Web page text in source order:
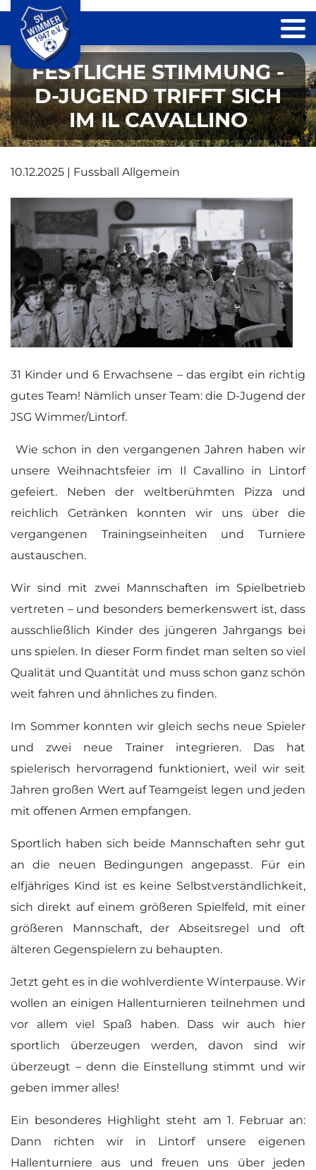
FESTLICHE STIMMUNG -
D-JUGEND TRIFFT SICH
IM IL CAVALLINO
10.12.2025 | Fussball Allgemein
31 Kinder und 6 Erwachsene – das ergibt ein richtig
gutes Team! Nämlich unser Team: die D-Jugend der
JSG Wimmer/Lintorf.
Wie schon in den vergangenen Jahren haben wir
unsere Weihnachtsfeier im Il Cavallino in Lintorf
gefeiert. Neben der weltberühmten Pizza und
reichlich Getränken konnten wir uns über die
vergangenen Trainingseinheiten und Turniere
austauschen.
Wir sind mit zwei Mannschaften im Spielbetrieb
vertreten – und besonders bemerkenswert ist, dass
ausschließlich Kinder des jüngeren Jahrgangs bei
uns spielen. In dieser Form findet man selten so viel
Qualität und Quantität und muss schon ganz schön
weit fahren und ähnliches zu finden.
Im Sommer konnten wir gleich sechs neue Spieler
und zwei neue Trainer integrieren. Das hat
spielerisch hervorragend funktioniert, weil wir seit
Jahren großen Wert auf Teamgeist legen und jeden
mit offenen Armen empfangen.
Sportlich haben sich beide Mannschaften sehr gut
an die neuen Bedingungen angepasst. Für ein
elfjähriges Kind ist es keine Selbstverständlichkeit,
sich direkt auf einem größeren Spielfeld, mit einer
größeren Mannschaft, der Abseitsregel und oft
älteren Gegenspielern zu behaupten.
Jetzt geht es in die wohlverdiente Winterpause. Wir
wollen an einigen Hallenturnieren teilnehmen und
vor allem viel Spaß haben. Dass wir auch hier
sportlich überzeugen werden, davon sind wir
überzeugt – denn die Einstellung stimmt und wir
geben immer alles!
Ein besonderes Highlight steht am 1. Februar an:
Dann richten wir in Lintorf unsere eigenen
Hallenturniere aus und freuen uns über jeden